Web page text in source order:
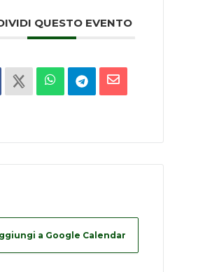
QUESTO EVENTO
a Google Calendar